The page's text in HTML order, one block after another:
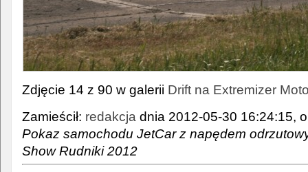
Zdjęcie 14 z 90 w galerii Drift na Extremizer
Zamieścił: redakcja dnia 2012-05-30 16:24:15,
Pokaz samochodu JetCar z napędem
Show Rudniki 2012